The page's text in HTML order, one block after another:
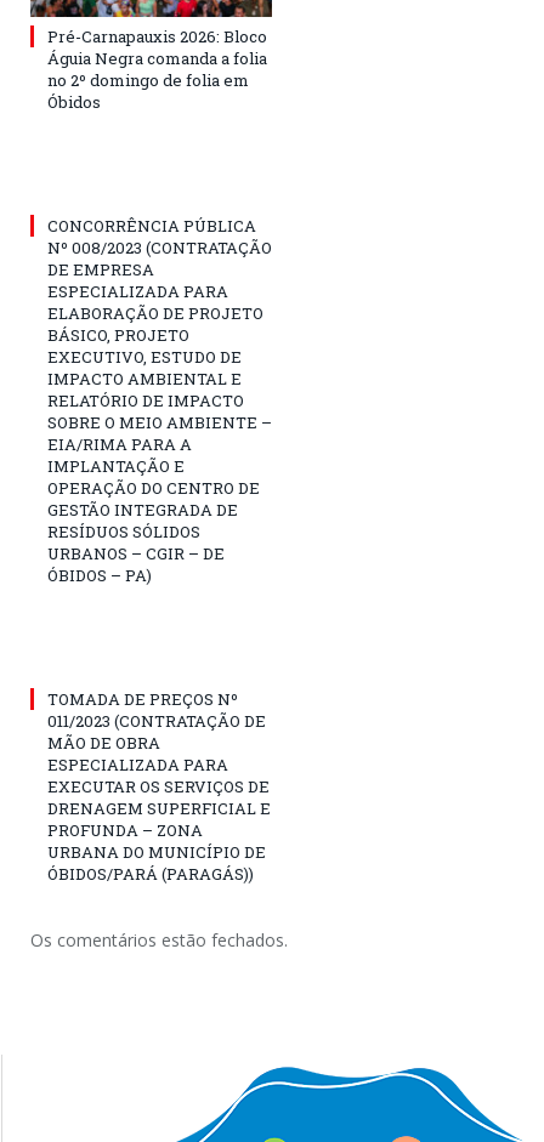
Pré-Carnapauxis 2026: Bloco
Águia Negra comanda a folia
no 2º domingo de folia em
Óbidos
CONCORRÊNCIA PÚBLICA
Nº 008/2023 (CONTRATAÇÃO
DE EMPRESA
ESPECIALIZADA PARA
ELABORAÇÃO DE PROJETO
BÁSICO, PROJETO
EXECUTIVO, ESTUDO DE
IMPACTO AMBIENTAL E
RELATÓRIO DE IMPACTO
SOBRE O MEIO AMBIENTE –
EIA/RIMA PARA A
IMPLANTAÇÃO E
OPERAÇÃO DO CENTRO DE
GESTÃO INTEGRADA DE
RESÍDUOS SÓLIDOS
URBANOS – CGIR – DE
ÓBIDOS – PA)
TOMADA DE PREÇOS Nº
011/2023 (CONTRATAÇÃO DE
MÃO DE OBRA
ESPECIALIZADA PARA
EXECUTAR OS SERVIÇOS DE
DRENAGEM SUPERFICIAL E
PROFUNDA – ZONA
URBANA DO MUNICÍPIO DE
ÓBIDOS/PARÁ (PARAGÁS))
Os comentários estão fechados.